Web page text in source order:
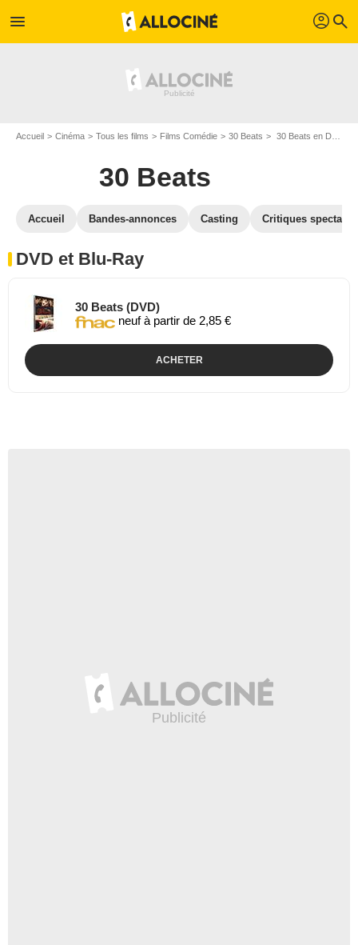
menu profil search
Accueil Cinéma Tous les films Films Comédie 30 Beats 30 Beats en DVD Blu Ray
30 Beats
Accueil Bandes-annonces Casting Critiques
DVD et Blu-Ray
30 Beats (DVD)
neuf à partir de 2,85 €
ACHETER